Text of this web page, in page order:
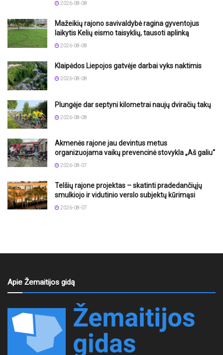
2026-08-08
Mažeikių rajono savivaldybė ragina gyventojus
laikytis Kelių eismo taisyklių, tausoti aplinką
2026-08-08
Klaipėdos Liepojos gatvėje darbai vyks naktimis
2026-08-08
Plungėje dar septyni kilometrai naujų dviračių takų
2026-08-08
Akmenės rajone jau devintus metus
organizuojama vaikų prevencinė stovykla „Aš galiu“
2026-08-07
Telšių rajone projektas – skatinti pradedančiųjų
smulkiojo ir vidutinio verslo subjektų kūrimąsi
2026-08-07
Apie Žemaitijos gidą